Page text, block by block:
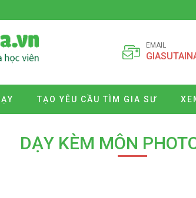
EMAIL
TẠO YÊU CẦU TÌM GIA SƯ
DẠY KÈM MÔN